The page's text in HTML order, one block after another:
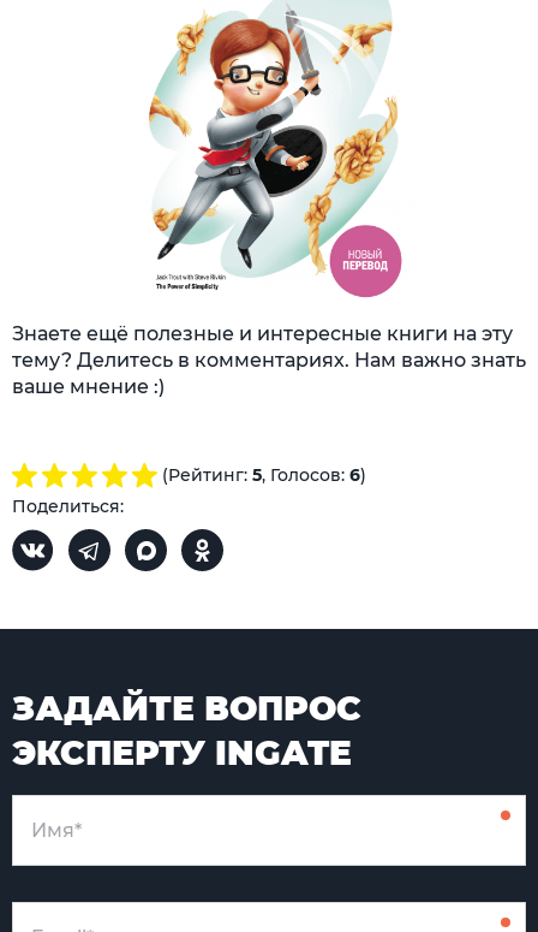
Знаете ещё полезные и интересные книги на эту
тему? Делитесь в комментариях. Нам важно знать
ваше мнение :)
(Рейтинг: 5, Голосов: 6)
Поделиться:
ЗАДАЙТЕ ВОПРОС
ЭКСПЕРТУ INGATE